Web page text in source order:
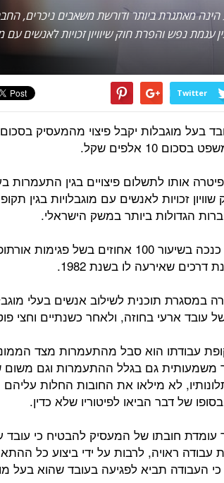
מאתגרת ביותר ודורשת משאבים ניכרים,
עגמת נפש והפרת חוק שיוויון זכויות לאנשים עם
Twitter
10 אלפים שקל.
אותו לתשלום פיצויים בגין התעמרות
זכויות לאנשים עם מוגבלויות בגין
הגדולות ביותר במשק הישראלי.
התובע, אדם שגילו 63, מוכר כנכה בשיעור 100 אחוזים
שאירעה לו בשנת 1982.
במסגרת תוכנית לשילוב אנשים בעלי
ארעי בחוזה, ולאחר כשנתיים וחצי
עבודתו הוא סבל מהתעמרות מצד
משמעותית גם בגלל ההתעמרות וגם משום
לא מילאו את החובות החלות עליהם
של דבר הביאו לפיטוריו שלא כדין.
חובתו של המעסיק להבטיח כי עובד
עבודה ראויה, לרבות על ידי ביצוע כל
העבודה תביא לפגיעה בעובד שהוא בעל